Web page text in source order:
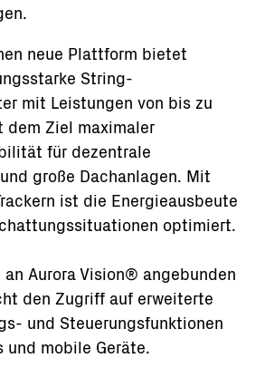
neue Plattform bietet
String-
mit Leistungen von bis zu
dem Ziel maximaler
für dezentrale
große Dachanlagen. Mit
ist die Energieausbeute
optimiert.
Aurora Vision® angebunden
den Zugriff auf erweiterte
und Steuerungsfunktionen
und mobile Geräte.